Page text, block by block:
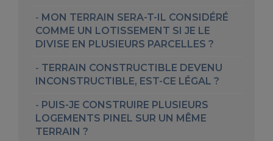
MON TERRAIN SERA-T-IL CONSIDÉRÉ
COMME UN LOTISSEMENT SI JE LE
DIVISE EN PLUSIEURS PARCELLES ?
TERRAIN CONSTRUCTIBLE DEVENU
INCONSTRUCTIBLE, EST-CE LÉGAL ?
PUIS-JE CONSTRUIRE PLUSIEURS
LOGEMENTS PINEL SUR UN MÊME
TERRAIN ?